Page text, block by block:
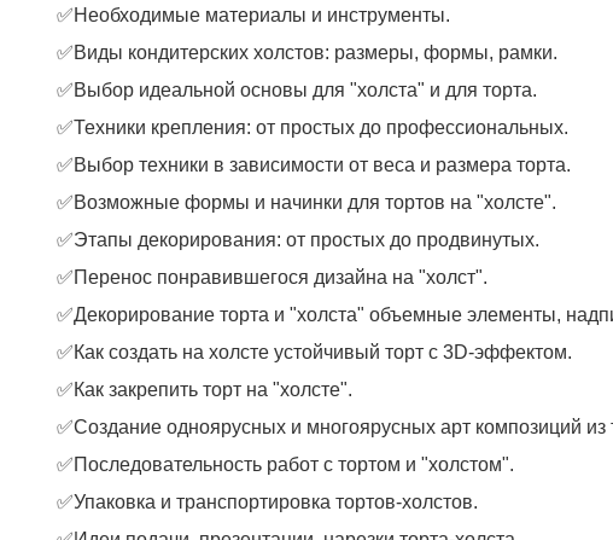
✅Необходимые материалы и инструменты.
✅Виды кондитерских холстов: размеры, формы, рамки.
✅Выбор идеальной основы для "холста" и для торта.
✅Техники крепления: от простых до профессиональных.
✅Выбор техники в зависимости от веса и размера торта.
✅Возможные формы и начинки для тортов на "холсте".
✅Этапы декорирования: от простых до продвинутых.
✅Перенос понравившегося дизайна на "холст".
✅Декорирование торта и "холста" объемные элементы,
✅Как создать на холсте устойчивый торт с 3D-эффектом.
✅Как закрепить торт на "холсте".
✅Создание одноярусных и многоярусных арт композиций
✅Последовательность работ с тортом и "холстом".
✅Упаковка и транспортировка тортов-холстов.